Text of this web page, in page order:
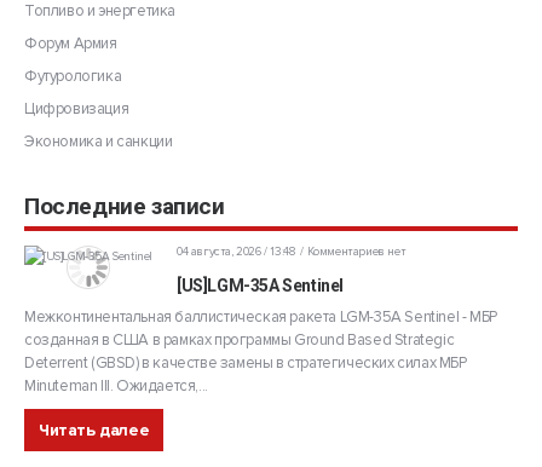
Топливо и энергетика
Форум Армия
Футурологика
Цифровизация
Экономика и санкции
Последние записи
04 августа, 2026 / 13:48 Комментариев нет
[US]LGM-35A Sentinel
Межконтинентальная баллистическая ракета LGM-35A Sentinel - МБР
созданная в США в рамках программы Ground Based Strategic
Deterrent (GBSD) в качестве замены в стратегических силах МБР
Minuteman III. Ожидается,...
Читать далее